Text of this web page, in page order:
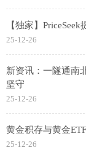
【独家】
25-12-26
新资讯：一隧通南
坚守
25-12-26
黄金积存与黄金
25-12-26